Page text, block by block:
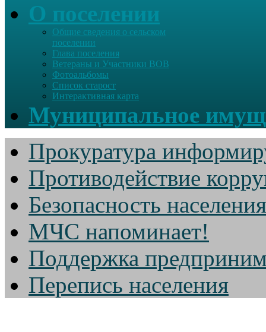
О поселении
Общие сведения о сельском
поселении
Глава поселения
Ветераны и Участники ВОВ
Фотоальбомы
Список старост
Интерактивная карта
Муниципальное
Прокуратура
Противодействие
Безопасность населения
МЧС напоминает!
Поддержка
Перепись населения